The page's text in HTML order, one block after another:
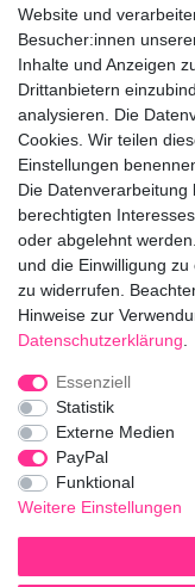
Montag bis
IHRE E-MAIL ADRESSE
Impressum
Widerrufs­recht
Website und
Besucher:innen
Inhalte und Anzeigen
Drittanbietern
analysieren. Die
Cookies. Wir teilen
Einstellungen
Die
berechtigten
oder abgelehnt
und die Einwilligung
zu widerrufen.
Hinweise zur
Daten­schutz­erklärung
Essenziell
Statistik
Externe Medien
PayPal
Funktional
Weitere Einstellungen
Folge uns!